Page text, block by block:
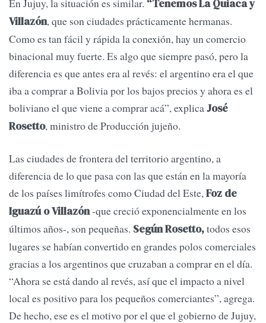
En Jujuy, la situación es similar. “Tenemos La Quiaca y
Villazón, que son ciudades prácticamente hermanas.
Como es tan fácil y rápida la conexión, hay un comercio
binacional muy fuerte. Es algo que siempre pasó, pero la
diferencia es que antes era al revés: el argentino era el que
iba a comprar a Bolivia por los bajos precios y ahora es el
boliviano el que viene a comprar acá”, explicaJosé
Rosetto, ministro de Producción jujeño.
Las ciudades de frontera del territorio argentino, a
diferencia de lo que pasa con las que están en la mayoría
de los países limítrofes como Ciudad del Este,Foz de
Iguazú o Villazón-que creció exponencialmente en los
últimos años-, son pequeñas. Según Rosetto,todos esos
lugares se habían convertido en grandes polos comerciales
gracias a los argentinos que cruzaban a comprar en el día.
“Ahora se está dando al revés, así que el impacto a nivel
local es positivo para los pequeños comerciantes”, agrega.
De hecho, ese es el motivo por el que el gobierno de Jujuy,